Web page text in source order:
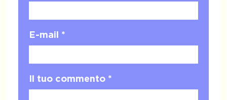
E-mail *
Il tuo commento *